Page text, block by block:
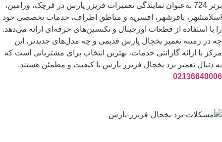
برتر 724 به‌عنوان نمایندگی تعمیرات فریزر پارس در قرچک، ورامین،
اسلامشهر، باقرشهر، افسریه و مناطق اطراف، خدمات تخصصی خود
را با استفاده از قطعات اورجینال و تکنسین‌های حرفه‌ای ارائه می‌دهد.
چه در زمینه تعمیر یخچال پارس قدیمی و چه مدل‌های جدیدتر، این
مرکز با ارائه گارانتی خدمات، بهترین انتخاب برای مشتریانی است که
به دنبال تعمیر برد یخچال فریزر پارس با کیفیت و مطمئن هستند.
02136640006